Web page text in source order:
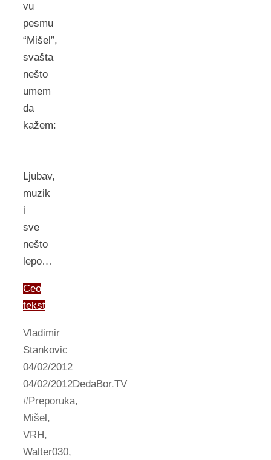
vu
pesmu
“Mišel”,
svašta
nešto
umem
da
kažem:
Ljubav,
muzik
i
sve
nešto
lepo…
Ceo
tekst
Vladimir
Stankovic
04/02/2012
04/02/2012DedaBor.TV
#Preporuka,
Mišel,
VRH,
Walter030,